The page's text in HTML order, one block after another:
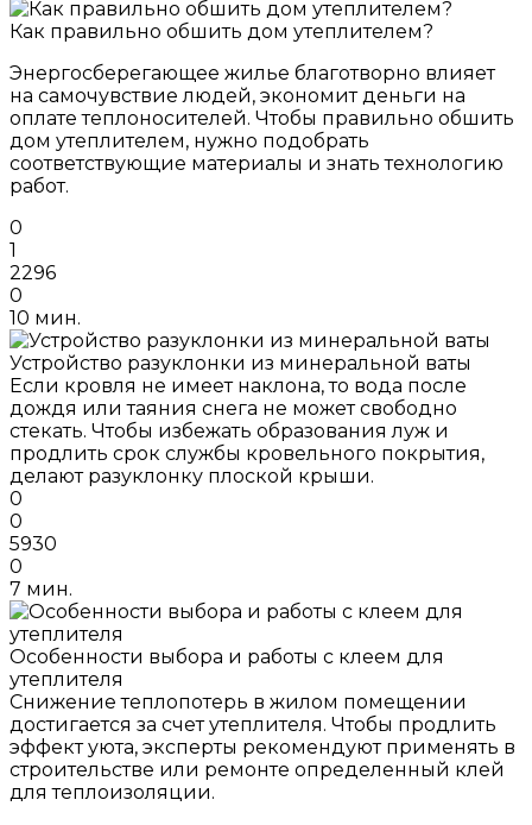
Как правильно обшить дом утеплителем?
Энергосберегающее жилье благотворно влияет
на самочувствие людей, экономит деньги на
оплате теплоносителей. Чтобы правильно обшить
дом утеплителем, нужно подобрать
соответствующие материалы и знать технологию
работ.
0
1
2296
0
10 мин.
Устройство разуклонки из минеральной ваты
Если кровля не имеет наклона, то вода после
дождя или таяния снега не может свободно
стекать. Чтобы избежать образования луж и
продлить срок службы кровельного покрытия,
делают разуклонку плоской крыши.
0
0
5930
0
7 мин.
Особенности выбора и работы с клеем для
утеплителя
Снижение теплопотерь в жилом помещении
достигается за счет утеплителя. Чтобы продлить
эффект уюта, эксперты рекомендуют применять в
строительстве или ремонте определенный клей
для теплоизоляции.